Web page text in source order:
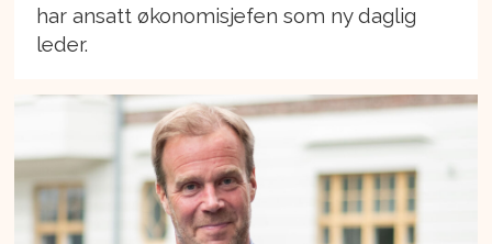
har ansatt økonomisjefen som ny daglig
leder.